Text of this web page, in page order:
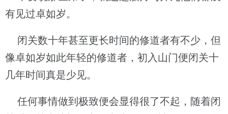
有见过卓如岁。
闭关数十年甚至更长时间的修道者有不少，但
像卓如岁如此年轻的修道者，初入山门便闭关十
几年时间真是少见。
任何事情做到极致便会显得很了不起，随着闭